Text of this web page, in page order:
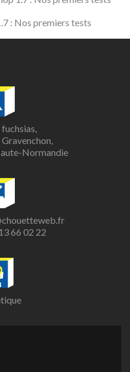
: Nos premiers tests
Normandie
66 02 22